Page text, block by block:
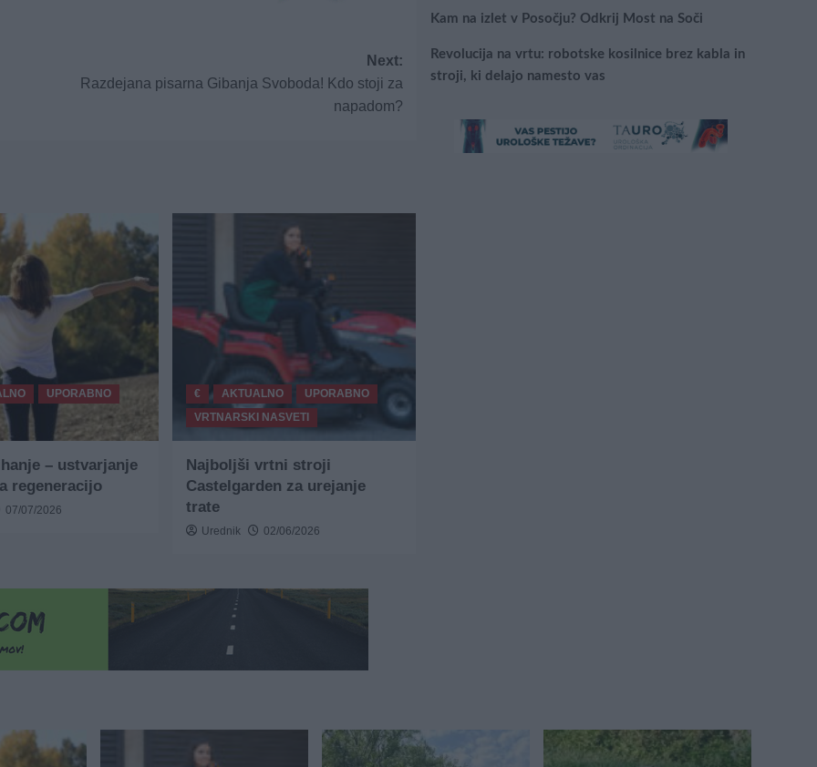
Next:
Razdejana pisarna Gibanja Svoboda! Kdo stoji za
napadom?
UPORABNO
– ustvarjanje
regeneracijo
07/07/2026
€ AKTUALNO
UPORABNO
VRTNARSKI NASVETI
Najboljši vrtni stroji
Castelgarden za urejanje
trate
Urednik 02/06/2026
Kam na izlet v Posočju? Odkrij Most na Soči
Revolucija na vrtu: robotske kosilnice brez kabla in
stroji, ki delajo namesto vas